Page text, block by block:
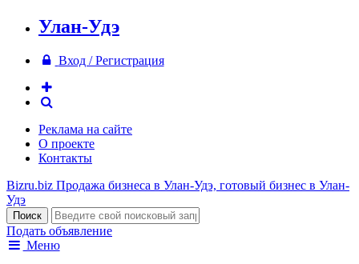
Улан-Удэ
Вход / Регистрация
Реклама на сайте
О проекте
Контакты
Bizru.biz Продажа бизнеса в Улан-Удэ, готовый бизнес в Улан-
Удэ
Подать объявление
Меню